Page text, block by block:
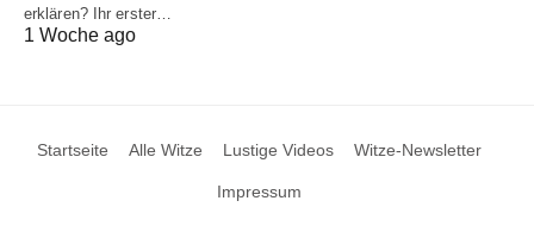
erklären? Ihr erster…
1 Woche ago
Startseite Alle Witze Lustige Videos Witze-Newsletter
Impressum